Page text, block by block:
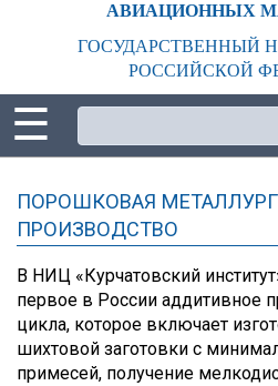
АВИАЦИОННЫХ
ГОСУДАРСТВЕННЫЙ
РОССИЙСКОЙ
☰
ПОРОШКОВАЯ
ПРОИЗВОДСТВО
В НИЦ «Курчатовский
первое в России аддитивное
цикла, которое включает
шихтовой заготовки с
примесей, получение